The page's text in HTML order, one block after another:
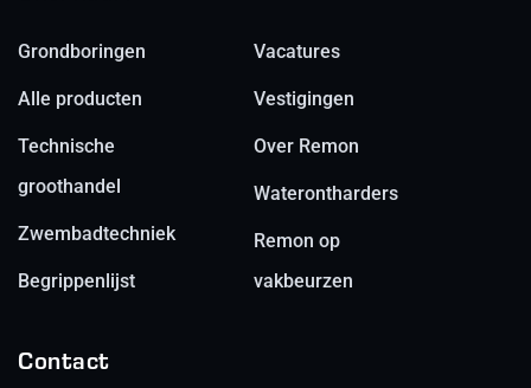
Grondboringen
Alle producten
Technische
groothandel
Zwembadtechniek
Begrippenlijst
Vacatures
Vestigingen
Over Remon
Waterontharders
Remon op
vakbeurzen
Contact